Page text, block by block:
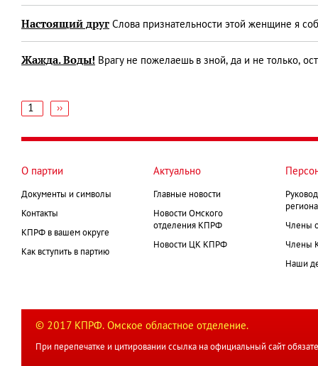
Настоящий друг Слова признательности этой женщине я
Жажда. Воды! Врагу не пожелаешь в зной, да и не только,
страниц
1
Следующая
››
О партии
Документы и символы
Контакты
КПРФ в вашем округе
Как вступить в партию
Актуально
Главные новости
Новости Омского
отделения КПРФ
Новости ЦК КПРФ
Члены
Члены
Наши
© 2017 КПРФ. Омское областное отделение.
При перепечатке и цитировании ссылка на официальный сайт